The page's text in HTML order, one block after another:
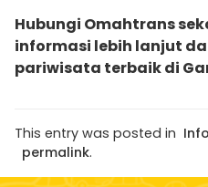
Hubungi Omahtrans
informasi lebih lanjut
pariwisata terbaik di
This entry was posted in
permalink.